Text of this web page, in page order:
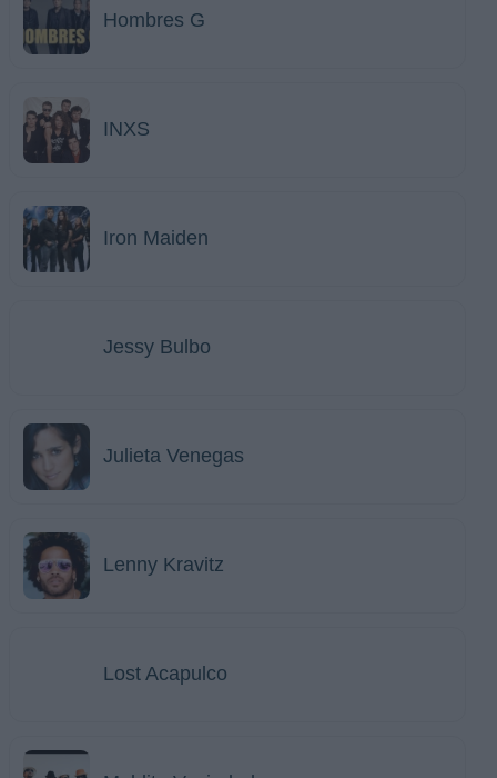
Hombres G
INXS
Iron Maiden
Jessy Bulbo
Julieta Venegas
Lenny Kravitz
Lost Acapulco